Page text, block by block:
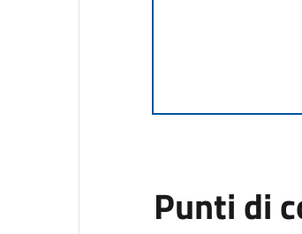
Punti di